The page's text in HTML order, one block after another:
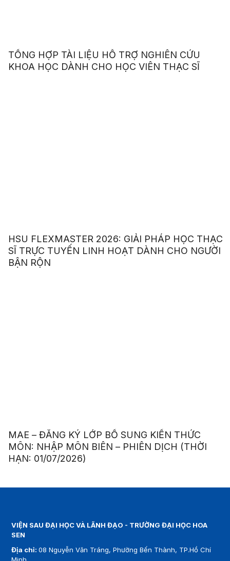
TỔNG HỢP TÀI LIỆU HỖ TRỢ NGHIÊN CỨU
KHOA HỌC DÀNH CHO HỌC VIÊN THẠC SĨ
HSU FLEXMASTER 2026: GIẢI PHÁP HỌC THẠC
SĨ TRỰC TUYẾN LINH HOẠT DÀNH CHO NGƯỜI
BẬN RỘN
MAE – ĐĂNG KÝ LỚP BỔ SUNG KIẾN THỨC
MÔN: NHẬP MÔN BIÊN – PHIÊN DỊCH (THỜI
HẠN: 01/07/2026)
VIỆN SAU ĐẠI HỌC VÀ LÃNH ĐẠO - TRƯỜNG ĐẠI HỌC HOA
SEN
Địa chỉ:08 Nguyễn Văn Tráng, Phường Bến Thành, TP.Hồ Chí